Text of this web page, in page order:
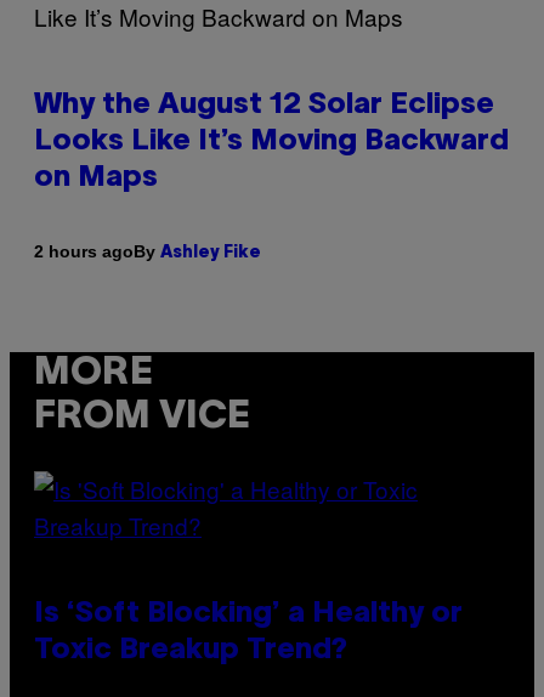
Why the August 12 Solar Eclipse
Looks Like It’s Moving Backward
on Maps
2 hours agoBy Ashley Fike
MORE
FROM VICE
Is ‘Soft Blocking’ a Healthy or
Toxic Breakup Trend?